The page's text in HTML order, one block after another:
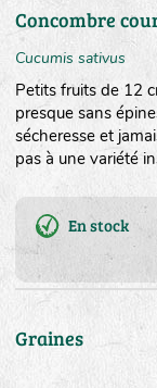
Concombre
Cucumis sativus
Petits fruits de 12
presque sans
sécheresse et
pas à une variété
En stock
Graines